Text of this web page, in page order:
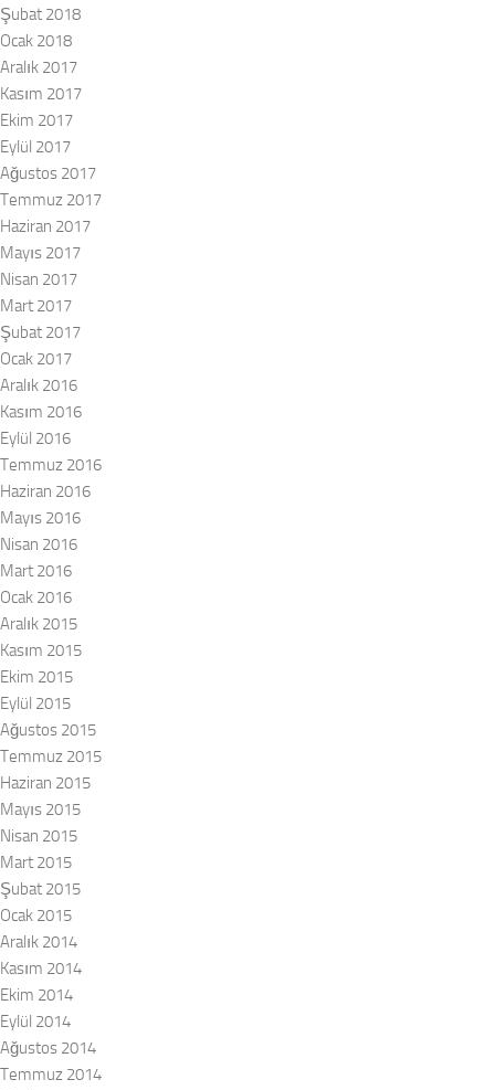
Şubat 2018
Ocak 2018
Aralık 2017
Kasım 2017
Ekim 2017
Eylül 2017
Ağustos 2017
Temmuz 2017
Haziran 2017
Mayıs 2017
Nisan 2017
Mart 2017
Şubat 2017
Ocak 2017
Aralık 2016
Kasım 2016
Eylül 2016
Temmuz 2016
Haziran 2016
Mayıs 2016
Nisan 2016
Mart 2016
Ocak 2016
Aralık 2015
Kasım 2015
Ekim 2015
Eylül 2015
Ağustos 2015
Temmuz 2015
Haziran 2015
Mayıs 2015
Nisan 2015
Mart 2015
Şubat 2015
Ocak 2015
Aralık 2014
Kasım 2014
Ekim 2014
Eylül 2014
Ağustos 2014
Temmuz 2014